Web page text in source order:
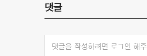
댓글
댓글을 작성하려면 로그인 해